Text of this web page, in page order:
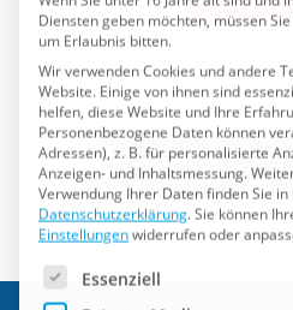
um Erlaubnis bitten.
Wir verwenden Cookies und andere
helfen, diese Website und Ihre
Personenbezogene Daten können
Adressen), z. B. für personalisierte
Anzeigen- und Inhaltsmessung.
Verwendung Ihrer Daten finden Sie
Datenschutzerklärung.Sie können
Einstellungenwiderrufen oder
Es folgt eine Liste der
Essenziell
Externe Medien